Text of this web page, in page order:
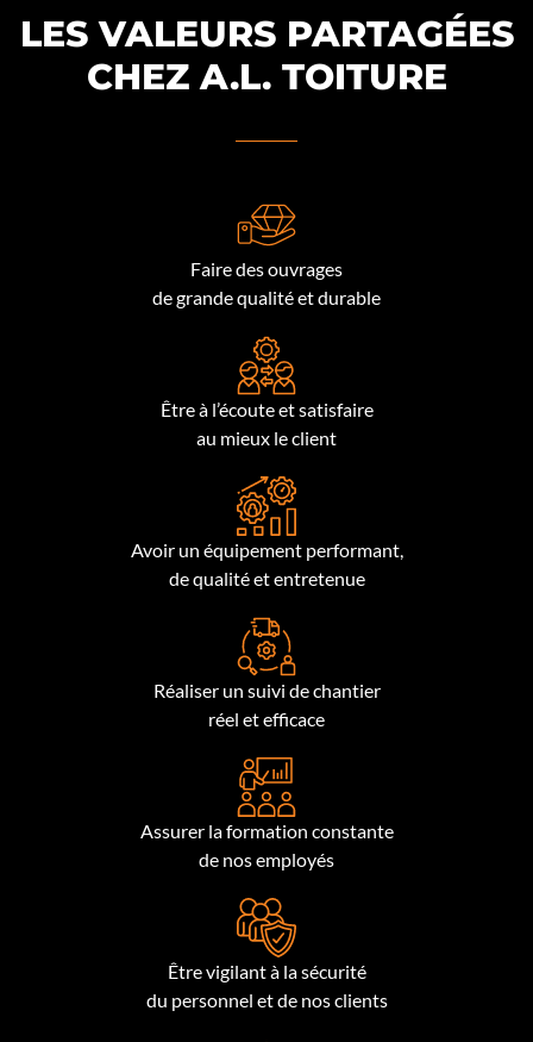
LES VALEURS PARTAGÉES
CHEZ A.L. TOITURE
Faire des ouvrages
de grande qualité et durable
Être à l’écoute et satisfaire
au mieux le client
Avoir un équipement performant,
de qualité et entretenue
Réaliser un suivi de chantier
réel et efficace
Assurer la formation constante
de nos employés
Être vigilant à la sécurité
du personnel et de nos clients